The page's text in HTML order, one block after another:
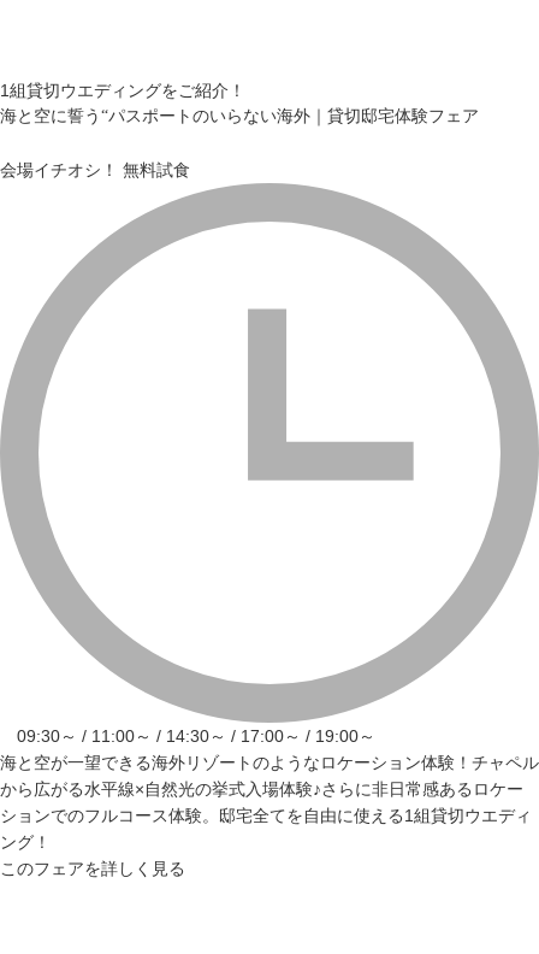
1組貸切ウエディングをご紹介！
海と空に誓う“パスポートのいらない海外｜貸切邸宅体験フェア
会場イチオシ！ 無料試食
09:30～ / 11:00～ / 14:30～ / 17:00～ / 19:00～
海と空が一望できる海外リゾートのようなロケーション体験！チャペル
から広がる水平線×自然光の挙式入場体験♪さらに非日常感あるロケー
ションでのフルコース体験。邸宅全てを自由に使える1組貸切ウエディ
ング！
このフェアを詳しく見る